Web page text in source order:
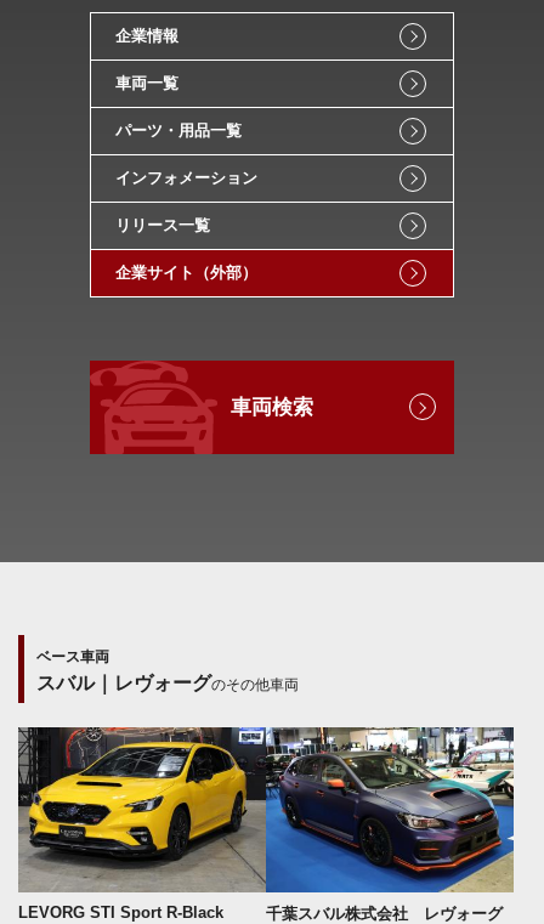
企業情報
車両一覧
パーツ・用品一覧
インフォメーション
リリース一覧
企業サイト（外部）
車両検索
ベース車両
スバル｜レヴォーグのその他車両
LEVORG STI Sport R-Black
千葉スバル株式会社 レヴォーグ